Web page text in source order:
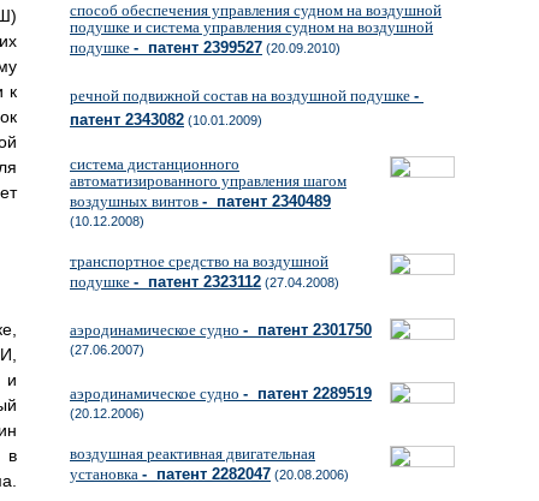
к
и
в
способ обеспечения управления судном на воздушной
подушке и система управления судном на воздушной
подушке - патент 2399527 (20.09.2010)
речной подвижной состав на воздушной подушке -
патент 2343082 (10.01.2009)
система дистанционного
автоматизированного управления шагом
воздушных винтов - патент 2340489
(10.12.2008)
транспортное средство на воздушной
подушке - патент 2323112 (27.04.2008)
аэродинамическое судно - патент 2301750
(27.06.2007)
аэродинамическое судно - патент 2289519
(20.12.2006)
воздушная реактивная двигательная
установка - патент 2282047 (20.08.2006)